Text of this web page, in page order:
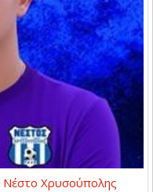
Νέστο Χρυσούπολης